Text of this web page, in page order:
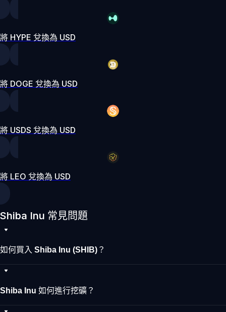
將 HYPE 兌換為 USD
將 DOGE 兌換為 USD
將 USDS 兌換為 USD
將 LEO 兌換為 USD
Shiba Inu 常見問題
如何買入 Shiba Inu (SHIB)？
Shiba Inu 如何進行挖礦？